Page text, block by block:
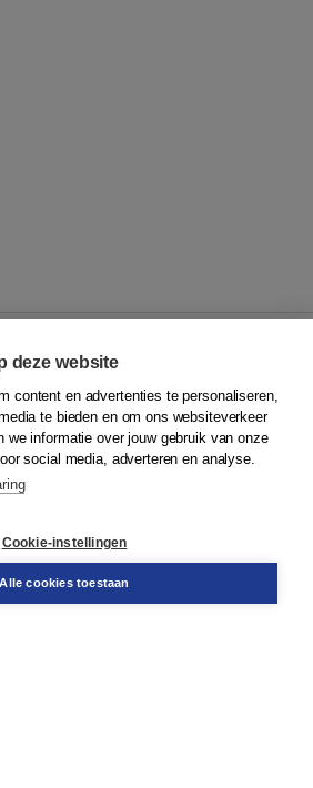
uitgevers
deze website
content en advertenties te personaliseren,
te bieden en om ons websiteverkeer
we informatie over jouw gebruik van onze
social media, adverteren en analyse.
Cookie-instellingen
Alle cookies toestaan